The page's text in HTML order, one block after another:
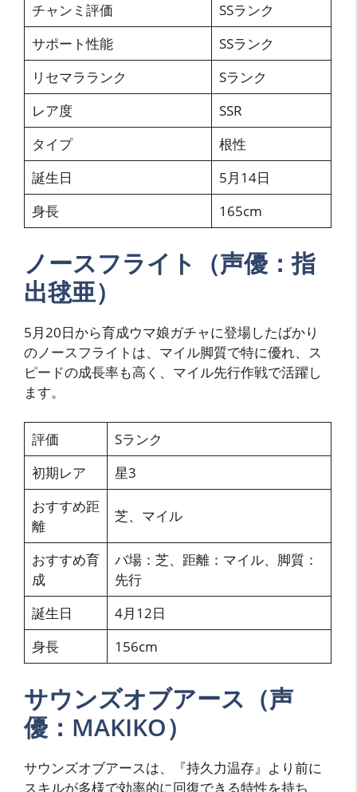
チャンミ評価
SSランク
サポート性能
SSランク
リセマラランク
Sランク
レア度
SSR
タイプ
根性
誕生日
5月14日
身長
165cm
ノースフライト（声優：指
出毬亜）
5月20日から育成ウマ娘ガチャに登場したばかり
のノースフライトは、マイル脚質で特に優れ、ス
ピードの成長率も高く、マイル先行作戦で活躍し
ます。
評価
Sランク
初期レア
星3
おすすめ距
離
芝、マイル
おすすめ育
成
バ場：芝、距離：マイル、脚質：
先行
誕生日
4月12日
身長
156cm
サウンズオブアース（声
優：MAKIKO）
サウンズオブアースは、『持久力温存』より前に
スキルが多様で効率的に回復できる特性を持ち、